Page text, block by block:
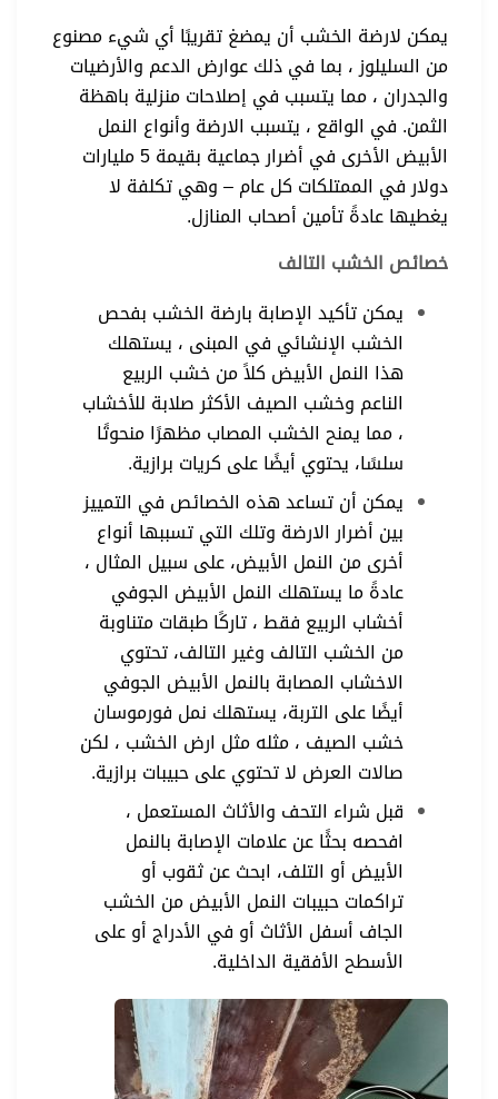
يمكن لارضة الخشب أن يمضغ تقريبًا أي شيء مصنوع
من السليلوز ، بما في ذلك عوارض الدعم والأرضيات
والجدران ، مما يتسبب في إصلاحات منزلية باهظة
الثمن. في الواقع ، يتسبب الارضة وأنواع النمل
الأبيض الأخرى في أضرار جماعية بقيمة 5 مليارات
دولار في الممتلكات كل عام – وهي تكلفة لا
يغطيها عادةً تأمين أصحاب المنازل.
خصائص الخشب التالف
يمكن تأكيد الإصابة بارضة الخشب بفحص
الخشب الإنشائي في المبنى ، يستهلك
هذا النمل الأبيض كلاً من خشب الربيع
الناعم وخشب الصيف الأكثر صلابة للأخشاب
، مما يمنح الخشب المصاب مظهرًا منحوتًا
سلسًا، يحتوي أيضًا على كريات برازية.
يمكن أن تساعد هذه الخصائص في التمييز
بين أضرار الارضة وتلك التي تسببها أنواع
أخرى من النمل الأبيض، على سبيل المثال ،
عادةً ما يستهلك النمل الأبيض الجوفي
أخشاب الربيع فقط ، تاركًا طبقات متناوبة
من الخشب التالف وغير التالف، تحتوي
الاخشاب المصابة بالنمل الأبيض الجوفي
أيضًا على التربة، يستهلك نمل فورموسان
خشب الصيف ، مثله مثل ارض الخشب ، لكن
صالات العرض لا تحتوي على حبيبات برازية.
قبل شراء التحف والأثاث المستعمل ،
افحصه بحثًا عن علامات الإصابة بالنمل
الأبيض أو التلف، ابحث عن ثقوب أو
تراكمات حبيبات النمل الأبيض من الخشب
الجاف أسفل الأثاث أو في الأدراج أو على
الأسطح الأفقية الداخلية.